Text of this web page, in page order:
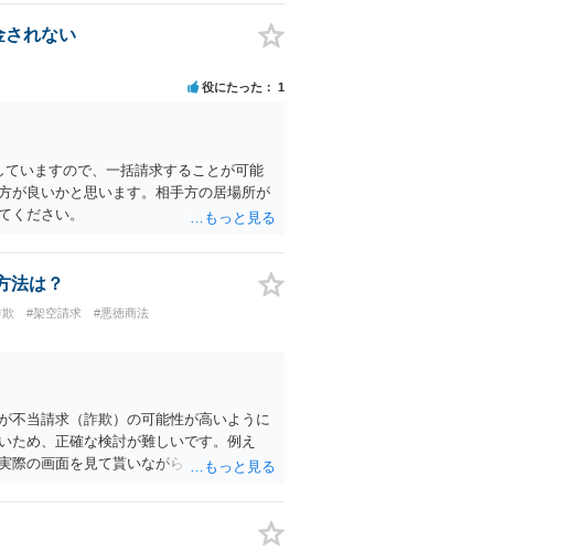
されない
役にたった 1
いますので、一括請求することが可能
が良いかと思います。相手方の居場所が
ください。
法は？
#架空請求 #悪徳商法
不当請求（詐欺）の可能性が高いように
ため、正確な検討が難しいです。例え
際の画面を見て貰いながらアドバイスう